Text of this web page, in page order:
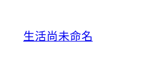
生活尚未命名